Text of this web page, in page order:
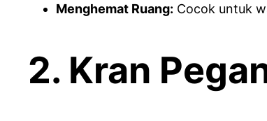
Menghemat Ruang: Cocok untuk
2. Kran